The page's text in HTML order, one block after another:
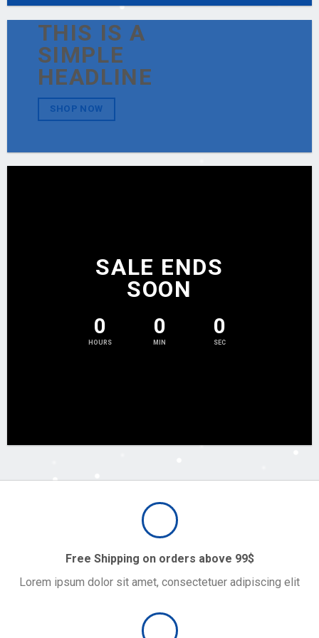
THIS IS A
SIMPLE
HEADLINE
SHOP NOW
SALE ENDS
SOON
0
HOURS
0
MIN
0
SEC
Free Shipping on orders above 99$
Lorem ipsum dolor sit amet, consectetuer adipiscing elit